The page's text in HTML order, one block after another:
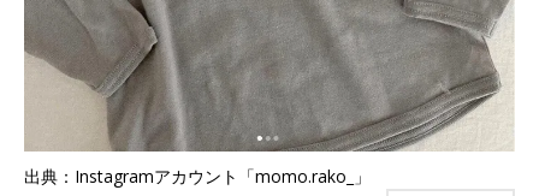
出典：Instagramアカウント「momo.rako_」